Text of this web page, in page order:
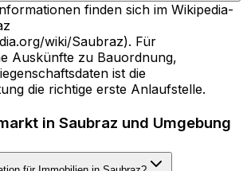
finden sich im Wikipedia-
wiki/Saubraz). Für
Auskünfte zu Bauordnung,
ist die
die richtige erste Anlaufstelle.
in Saubraz und Umgebung